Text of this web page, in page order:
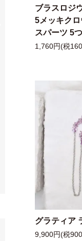
ブラスロジ
5メッキク
スパーツ 5
1,760円(税
グラティア
9,900円(税